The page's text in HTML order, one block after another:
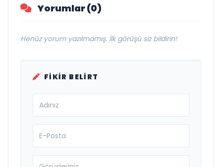
Yorumlar (0)
Henüz yorum yazılmamış. İlk görüşü siz bildirin!
FIKIR BELIRT